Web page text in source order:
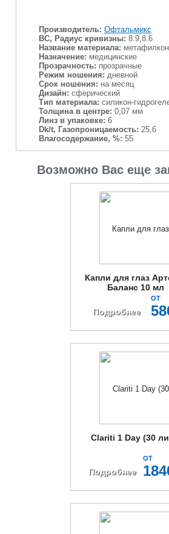
Производитель: Офтальмикс
BC, Радиус кривизны: 8.9,8.6
Название материала:
Назначение: медицинские
Прозрачность: прозрачные
Режим ношения: дневной
Срок ношения: на месяц
Дизайн: сферический
Тип материала: силикон-
Толщина в центре: 0,07 мм
Линз в упаковке: 6
Dk/t, Газопроницаемость: 25,6
Влагосодержание, %: 55
Возможно Вас еще
Капли для глаз
Баланс 10 мл
Подробнее
ОТ
Clariti 1 Day (30
Подробнее
ОТ